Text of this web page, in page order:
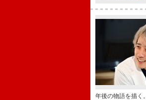
年後の物語を描く